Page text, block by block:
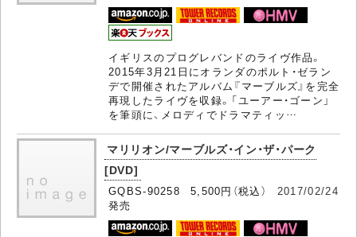
イギリスのプログレバンドのライヴ作品。
2015年3月21日にオランダのポルト・ゼラン
デで開催されたアルバム『マーブルズ』を完全
再現したライヴを収録。「ユーアー・ゴーン」
を筆頭に、メロディでドラマティッ…
マリリオン/マーブルズ・イン・ザ・パーク
[DVD]
GQBS-90258 5,500円（税込） 2017/02/24
発売